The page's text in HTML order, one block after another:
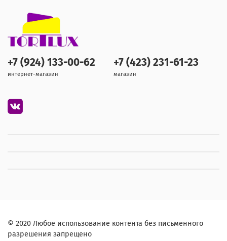
+7 (924) 133-00-62
интернет-магазин
+7 (423) 231-61-23
магазин
© 2020 Любое использование контента без письменного
разрешения запрещено